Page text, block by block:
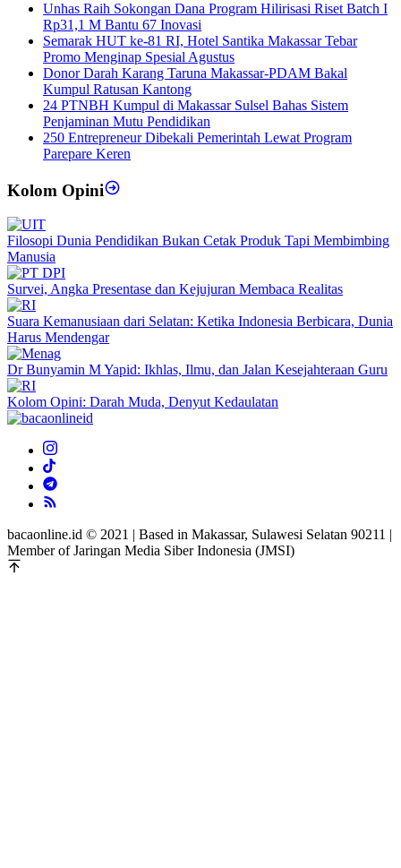
Unhas Raih Sokongan Dana Program Hilirisasi Riset Batch I
Rp31,1 M Bantu 67 Inovasi
Semarak HUT ke-81 RI, Hotel Santika Makassar Tebar
Promo Menginap Spesial Agustus
Donor Darah Karang Taruna Makassar-PDAM Bakal
Kumpul Ratusan Kantong
24 PTNBH Kumpul di Makassar Sulsel Bahas Sistem
Penjaminan Mutu Pendidikan
250 Entrepreneur Dibekali Pemerintah Lewat Program
Parepare Keren
Kolom Opini
Filosopi Dunia Pendidikan Bukan Cetak Produk Tapi Membimbing
Manusia
Survei, Angka Presentase dan Kejujuran Membaca Realitas
Suara Kemanusiaan dari Selatan: Ketika Indonesia Berbicara, Dunia
Harus Mendengar
Dr Bunyamin M Yapid: Ikhlas, Ilmu, dan Jalan Kesejahteraan Guru
Kolom Opini: Darah Muda, Denyut Kedaulatan
bacaonline.id © 2021 | Based in Makassar, Sulawesi Selatan 90211 |
Member of Jaringan Media Siber Indonesia (JMSI)